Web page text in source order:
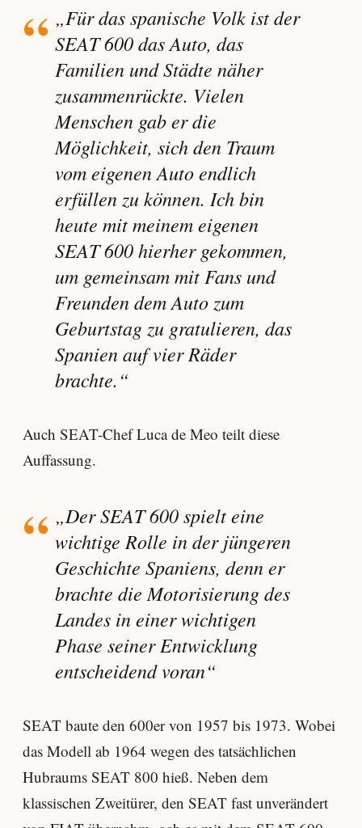
„Für das spanische Volk ist der
SEAT 600 das Auto, das
Familien und Städte näher
zusammenrückte. Vielen
Menschen gab er die
Möglichkeit, sich den Traum
vom eigenen Auto endlich
erfüllen zu können. Ich bin
heute mit meinem eigenen
SEAT 600 hierher gekommen,
um gemeinsam mit Fans und
Freunden dem Auto zum
Geburtstag zu gratulieren, das
Spanien auf vier Räder
brachte.“
Auch SEAT-Chef Luca de Meo teilt diese
Auffassung.
„Der SEAT 600 spielt eine
wichtige Rolle in der jüngeren
Geschichte Spaniens, denn er
brachte die Motorisierung des
Landes in einer wichtigen
Phase seiner Entwicklung
entscheidend voran“
SEAT baute den 600er von 1957 bis 1973. Wobei
das Modell ab 1964 wegen des tatsächlichen
Hubraums SEAT 800 hieß. Neben dem
klassischen Zweitürer, den SEAT fast unverändert